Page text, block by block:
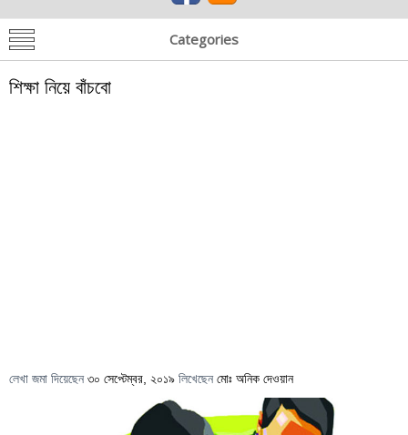
Categories
শিক্ষা নিয়ে বাঁচবো
লেখা জমা দিয়েছেন ৩০ সেপ্টেম্বর, ২০১৯ লিখেছেন মোঃ অনিক দেওয়ান